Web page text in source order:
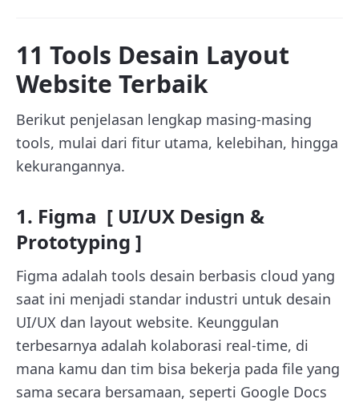
11 Tools Desain Layout
Website Terbaik
Berikut penjelasan lengkap masing-masing
tools, mulai dari fitur utama, kelebihan, hingga
kekurangannya.
1. Figma [ UI/UX Design &
Prototyping ]
Figma adalah tools desain berbasis cloud yang
saat ini menjadi standar industri untuk desain
UI/UX dan layout website. Keunggulan
terbesarnya adalah kolaborasi real-time, di
mana kamu dan tim bisa bekerja pada file yang
sama secara bersamaan, seperti Google Docs